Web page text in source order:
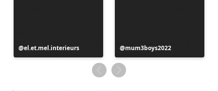
Inlägg
publicerat
el.et.mel.interieurs
Inlägg
publicerat
av
mum3boys2022